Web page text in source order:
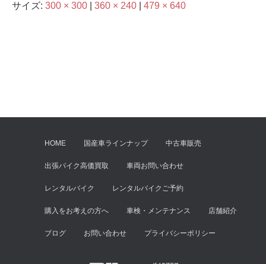
サイズ: 300 × 300 360 × 240 479 × 640
HOME 国産車ラインナップ 中古車販売
出張バイク高価買取 車両お問い合わせ
レンタルバイク レンタルバイクご予約
購入をお考えの方へ 車検・メンテナンス 店舗紹介
ブログ お問い合わせ プライバシーポリシー